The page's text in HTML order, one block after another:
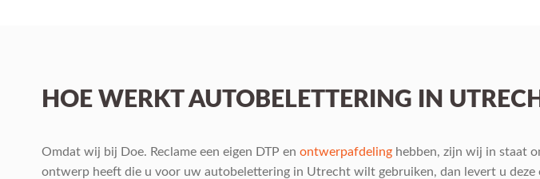
HOE WERKT AUTOBELETTERING IN
Omdat wij bij Doe. Reclame een eigen DTP en ontwerpafdeling hebben, zijn wij in staat
ontwerp heeft die u voor uw autobelettering in Utrecht wilt gebruiken, dan levert u